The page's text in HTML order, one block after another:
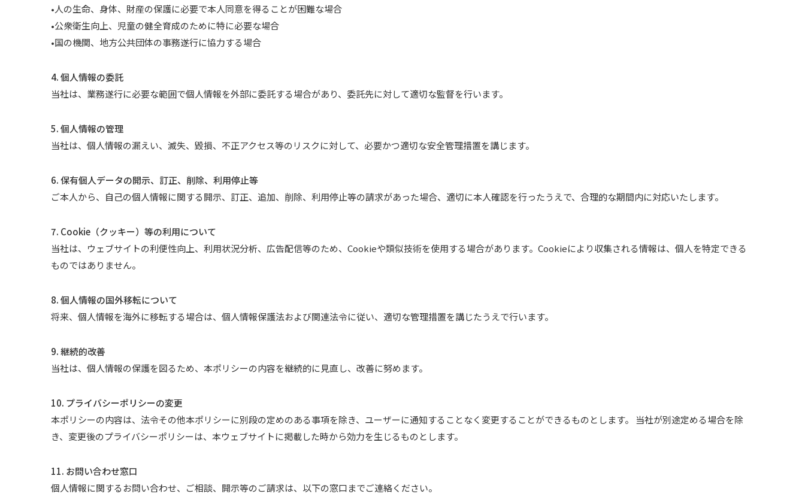
•人の生命、身体、財産の保護に必要で本人同意を得ることが困難な場合
•公衆衛生向上、児童の健全育成のために特に必要な場合
•国の機関、地方公共団体の事務遂行に協力する場合
4. 個人情報の委託
当社は、業務遂行に必要な範囲で個人情報を外部に委託する場合があり、委託先に対して適切な監督を行います。
5. 個人情報の管理
当社は、個人情報の漏えい、滅失、毀損、不正アクセス等のリスクに対して、必要かつ適切な安全管理措置を講じます。
6. 保有個人データの開示、訂正、削除、利用停止等
ご本人から、自己の個人情報に関する開示、訂正、追加、削除、利用停止等の請求があった場合、適切に本人確認を行ったうえで、合理的な期間内に対応いたします。
7. Cookie（クッキー）等の利用について
当社は、ウェブサイトの利便性向上、利用状況分析、広告配信等のため、Cookieや類似技術を使用する場合があります。Cookieにより収集される情報は、個人を特定できる
ものではありません。
8. 個人情報の国外移転について
将来、個人情報を海外に移転する場合は、個人情報保護法および関連法令に従い、適切な管理措置を講じたうえで行います。
9. 継続的改善
当社は、個人情報の保護を図るため、本ポリシーの内容を継続的に見直し、改善に努めます。
10. プライバシーポリシーの変更
本ポリシーの内容は、法令その他本ポリシーに別段の定めのある事項を除き、ユーザーに通知することなく変更することができるものとします。 当社が別途定める場合を除
き、変更後のプライバシーポリシーは、本ウェブサイトに掲載した時から効力を生じるものとします。
11. お問い合わせ窓口
個人情報に関するお問い合わせ、ご相談、開示等のご請求は、以下の窓口までご連絡ください。